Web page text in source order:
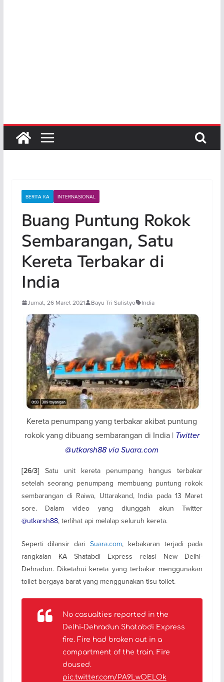
BERITA KA INTERNASIONAL
Buang Puntung Rokok
Sembarangan, Satu
Kereta Terbakar di
India
Jumat, 26 Maret 2021 Bayu Tri Sulistyo India
Kereta penumpang yang terbakar akibat puntung
rokok yang dibuang sembarangan di India | Twitter
@utkarsh88 via Suara.com
[26/3]
Satu unit kereta penumpang hangus terbakar
setelah seorang penumpang membuang puntung rokok
sembarangan di Raiwa, Uttarakand, India pada 13 Maret
sore. Dalam video yang diunggah akun Twitter
@utkarsh88, terlihat api melalap seluruh kereta.
Seperti dilansir dari Suara.com, kebakaran terjadi pada
rangkaian KA Shatabdi Express relasi New Delhi-
Dehradun. Diketahui kereta yang terbakar menggunakan
toilet bergaya barat yang menggunakan tisu toilet.
No casualties reported in the
Delhi-Dehradun Shatabdi Express
fire. Fire had broken out in a
compartment of the train. Fire
doused.
pic.twitter.com/PA9LwOELOk